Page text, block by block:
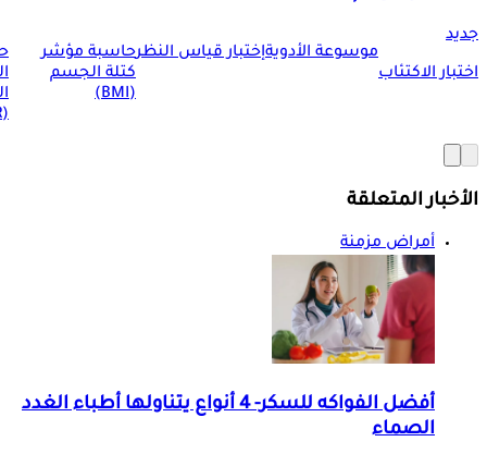
جديد
اختبار الاكتئاب
موسوعة الأدويةإختبار قياس النظرحاسبة مؤشر
كتلة الجسم
(BMI)
(BMR)
الأخبار المتعلقة
أمراض مزمنة
أفضل الفواكه للسكر- 4 أنواع يتناولها أطباء الغدد
الصماء